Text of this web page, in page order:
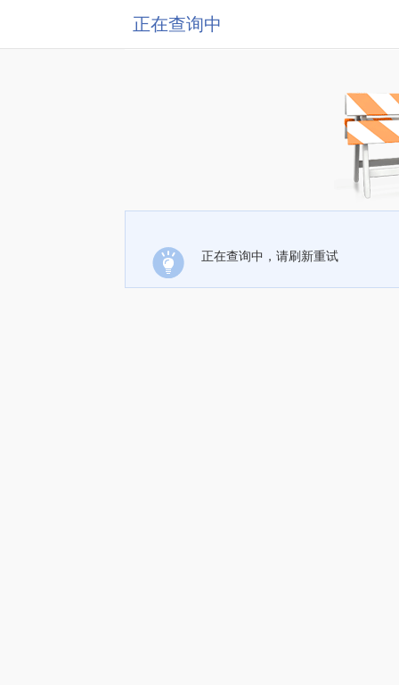
正在查询中
正在查询中，请刷新重试